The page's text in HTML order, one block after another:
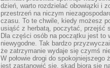
dzień, warto rozdzielać obowiązki i
przestrzeń na niczym
czasu. To te chwile, kiedy możesz
usiąść z herbatą, poczytać, przejść
Dla części osób na początku jest to
niewygodne. Tak bardzo
że zatrzymanie wydaje się czymś
W połowie drogi do spokojniejszego
jest zastanowić się, skąd biorą się